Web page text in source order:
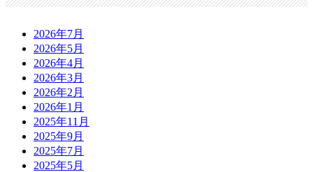
2026年7月
2026年5月
2026年4月
2026年3月
2026年2月
2026年1月
2025年11月
2025年9月
2025年7月
2025年5月